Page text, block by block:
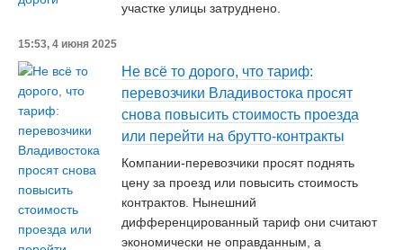
участке улицы затруднено.
15:53, 4 июня 2025
Не всё то дорого, что тариф:
перевозчики Владивостока просят
снова повысить стоимость проезда
или перейти на брутто-контракты
Компании-перевозчики просят поднять
цену за проезд или повысить стоимость
контрактов. Нынешний
дифференцированный тариф они считают
экономически не оправданным, а